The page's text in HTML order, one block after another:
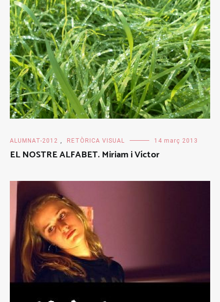
ALUMNAT-2012 , RETÒRICA VISUAL 14 març 2013
EL NOSTRE ALFABET. Miriam i Víctor